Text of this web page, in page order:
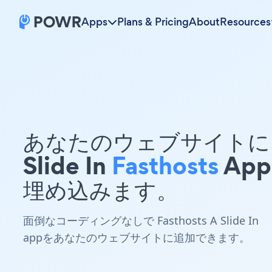
Apps Plans & PricingAboutResources
あなたのウェブサイト
Slide In Fasthosts
埋め込みます。
面倒なコーディングなしで Fasthosts A Slide In
appをあなたのウェブサイトに追加できます。